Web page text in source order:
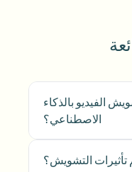
الفيديو بالذكاء
الاصطناعي؟
تأثيرات التشويش؟